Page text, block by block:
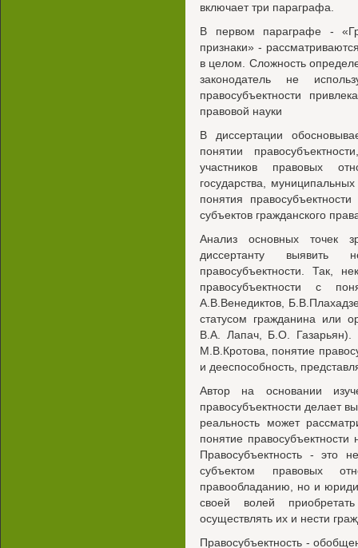
включает три параграфа.
В первом параграфе -
признаки» -
в целом. Сложность
законодатель не
правосубъектности
правовой науки
В диссертации
понятии
участников правовых
государства,
понятия
субъектов гражданского
Анализ основных точек
диссертанту выявить
правосубъектности. Так,
правосубъектности с
А.В.Венедиктов,
статусом гражданина или
В.А. Лапач, Б.О.
М.В.Кротова, понятие
и дееспособность,
Автор на основании
правосубъектности делает
реальность может
понятие
Правосубъектность - это
субъектом правовых
правообладанию, но и
своей волей
осуществлять их и нести
Правосубъектность -